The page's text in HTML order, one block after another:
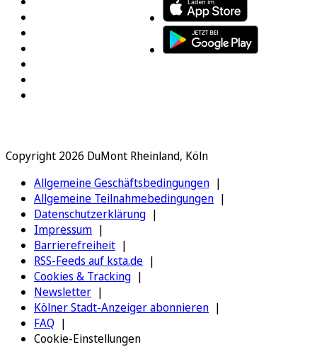
Copyright 2026 DuMont Rheinland, Köln
Allgemeine Geschäftsbedingungen
Allgemeine Teilnahmebedingungen
Datenschutzerklärung
Impressum
Barrierefreiheit
RSS-Feeds auf ksta.de
Cookies & Tracking
Newsletter
Kölner Stadt-Anzeiger abonnieren
FAQ
Cookie-Einstellungen